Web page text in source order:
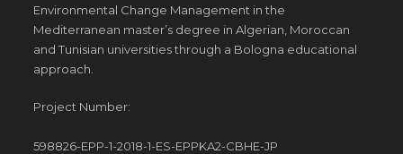
Environmental Change Management in the
Mediterranean master’s degree in Algerian, Moroccan
and Tunisian universities through a Bologna educational
approach.
Project Number:
598826-EPP-1-2018-1-ES-EPPKA2-CBHE-JP